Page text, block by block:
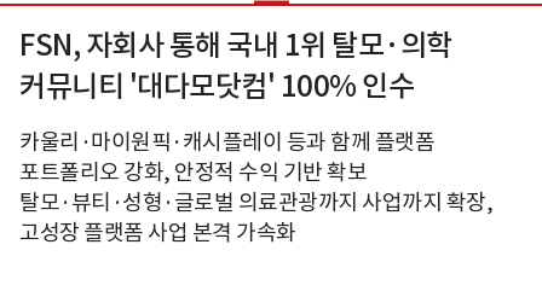
FSN, 자회사 통해 국내 1위 탈모·의학
커뮤니티 '대다모닷컴' 100% 인수
카울리·마이원픽·캐시플레이 등과 함께 플랫폼
포트폴리오 강화, 안정적 수익 기반 확보
탈모·뷰티·성형·글로벌 의료관광까지 사업까지 확장,
고성장 플랫폼 사업 본격 가속화